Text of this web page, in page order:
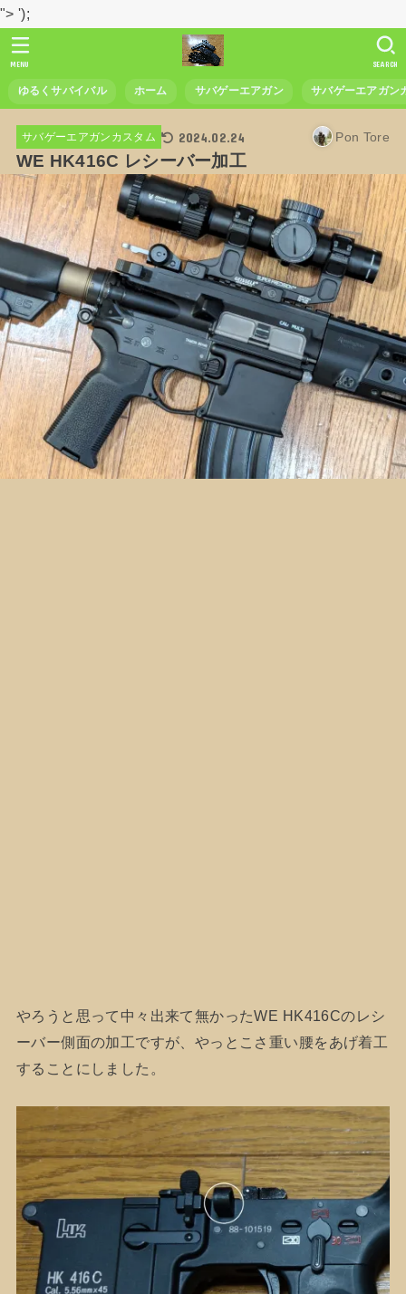
"> ');
ゆるくサバイバル ホーム サバゲーエアガン サバゲーエアガン
SEARCH
MENU
サバゲーエアガンカスタム 2024.02.24 Pon Tore
WE HK416C レシーバー加工
やろうと思って中々出来て無かったWE HK416Cのレシ
ーバー側面の加工ですが、やっとこさ重い腰をあげ着工
することにしました。